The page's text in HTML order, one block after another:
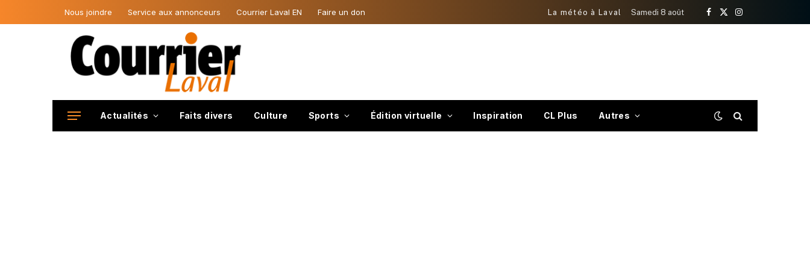
Nous joindre Service aux annonceurs Courrier Laval EN Faire un don La météo à Laval Samedi 8 août
Facebook
X
Instagram
Actualités Faits divers Culture Sports Édition virtuelle Inspiration CL Plus Autres